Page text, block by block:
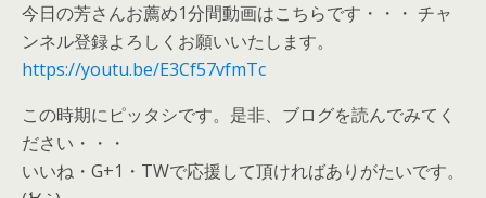
今日の芳さんお薦め1分間動画はこちらです・・・ チャ
ンネル登録よろしくお願いいたします。
https://youtu.be/E3Cf57vfmTc
この時期にピッタシです。是非、ブログを読んでみてく
ださい・・・
いいね・G+1・TWで応援して頂ければありがたいです。